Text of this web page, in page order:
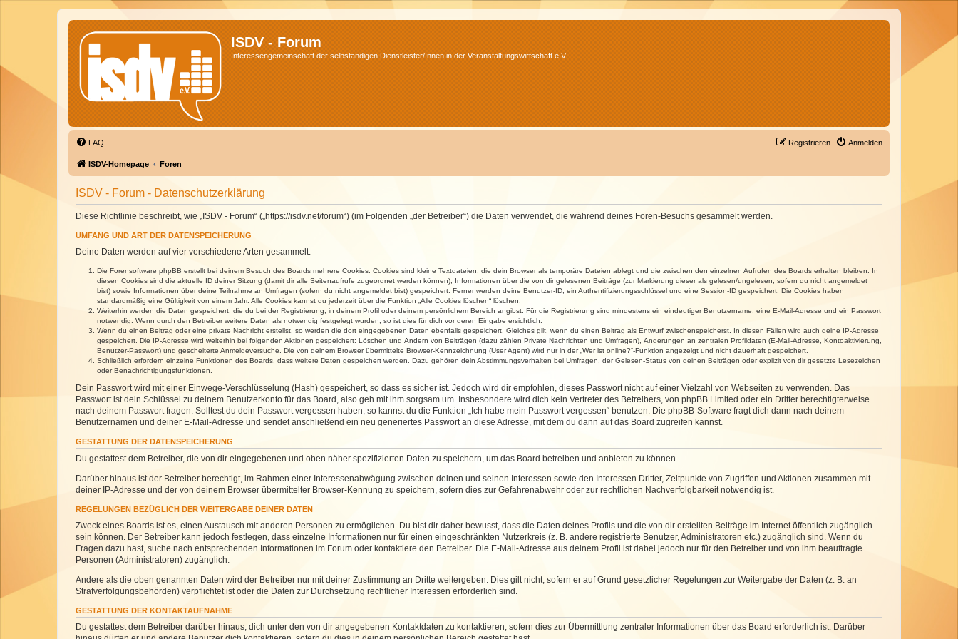
ISDV - Forum
Interessengemeinschaft der selbständigen Dienstleister/Innen in der Veranstaltungswirtschaft e.V.
FAQ Anmelden
Registrieren
ISDV-Homepage Foren
ISDV - Forum - Datenschutzerklärung
Diese Richtlinie beschreibt, wie „ISDV - Forum“ („https://isdv.net/forum“) (im Folgenden „der Betreiber“) die Daten verwendet, die während deines Foren-Besuchs gesammelt werden.
UMFANG UND ART DER DATENSPEICHERUNG
Deine Daten werden auf vier verschiedene Arten gesammelt:
Die Forensoftware phpBB erstellt bei deinem Besuch des Boards mehrere Cookies. Cookies sind kleine Textdateien, die dein Browser als temporäre Dateien ablegt und die zwischen den einzelnen Aufrufen des Boards erhalten bleiben. In
diesen Cookies sind die aktuelle ID deiner Sitzung (damit dir alle Seitenaufrufe zugeordnet werden können), Informationen über die von dir gelesenen Beiträge (zur Markierung dieser als gelesen/ungelesen; sofern du nicht angemeldet
bist) sowie Informationen über deine Teilnahme an Umfragen (sofern du nicht angemeldet bist) gespeichert. Ferner werden deine Benutzer-ID, ein Authentifizierungsschlüssel und eine Session-ID gespeichert. Die Cookies haben
standardmäßig eine Gültigkeit von einem Jahr. Alle Cookies kannst du jederzeit über die Funktion „Alle Cookies löschen“ löschen.
Weiterhin werden die Daten gespeichert, die du bei der Registrierung, in deinem Profil oder deinem persönlichem Bereich angibst. Für die Registrierung sind mindestens ein eindeutiger Benutzername, eine E-Mail-Adresse und ein Passwort
notwendig. Wenn durch den Betreiber weitere Daten als notwendig festgelegt wurden, so ist dies für dich vor deren Eingabe ersichtlich.
Wenn du einen Beitrag oder eine private Nachricht erstellst, so werden die dort eingegebenen Daten ebenfalls gespeichert. Gleiches gilt, wenn du einen Beitrag als Entwurf zwischenspeicherst. In diesen Fällen wird auch deine IP-Adresse
gespeichert. Die IP-Adresse wird weiterhin bei folgenden Aktionen gespeichert: Löschen und Ändern von Beiträgen (dazu zählen Private Nachrichten und Umfragen), Änderungen an zentralen Profildaten (E-Mail-Adresse, Kontoaktivierung,
Benutzer-Passwort) und gescheiterte Anmeldeversuche. Die von deinem Browser übermittelte Browser-Kennzeichnung (User Agent) wird nur in der „Wer ist online?“-Funktion angezeigt und nicht dauerhaft gespeichert.
Schließlich erfordern einzelne Funktionen des Boards, dass weitere Daten gespeichert werden. Dazu gehören dein Abstimmungsverhalten bei Umfragen, der Gelesen-Status von deinen Beiträgen oder explizit von dir gesetzte Lesezeichen
oder Benachrichtigungsfunktionen.
Dein Passwort wird mit einer Einwege-Verschlüsselung (Hash) gespeichert, so dass es sicher ist. Jedoch wird dir empfohlen, dieses Passwort nicht auf einer Vielzahl von Webseiten zu verwenden. Das
Passwort ist dein Schlüssel zu deinem Benutzerkonto für das Board, also geh mit ihm sorgsam um. Insbesondere wird dich kein Vertreter des Betreibers, von phpBB Limited oder ein Dritter berechtigterweise
nach deinem Passwort fragen. Solltest du dein Passwort vergessen haben, so kannst du die Funktion „Ich habe mein Passwort vergessen“ benutzen. Die phpBB-Software fragt dich dann nach deinem
Benutzernamen und deiner E-Mail-Adresse und sendet anschließend ein neu generiertes Passwort an diese Adresse, mit dem du dann auf das Board zugreifen kannst.
GESTATTUNG DER DATENSPEICHERUNG
Du gestattest dem Betreiber, die von dir eingegebenen und oben näher spezifizierten Daten zu speichern, um das Board betreiben und anbieten zu können.
Darüber hinaus ist der Betreiber berechtigt, im Rahmen einer Interessenabwägung zwischen deinen und seinen Interessen sowie den Interessen Dritter, Zeitpunkte von Zugriffen und Aktionen zusammen mit
deiner IP-Adresse und der von deinem Browser übermittelter Browser-Kennung zu speichern, sofern dies zur Gefahrenabwehr oder zur rechtlichen Nachverfolgbarkeit notwendig ist.
REGELUNGEN BEZÜGLICH DER WEITERGABE DEINER DATEN
Zweck eines Boards ist es, einen Austausch mit anderen Personen zu ermöglichen. Du bist dir daher bewusst, dass die Daten deines Profils und die von dir erstellten Beiträge im Internet öffentlich zugänglich
sein können. Der Betreiber kann jedoch festlegen, dass einzelne Informationen nur für einen eingeschränkten Nutzerkreis (z. B. andere registrierte Benutzer, Administratoren etc.) zugänglich sind. Wenn du
Fragen dazu hast, suche nach entsprechenden Informationen im Forum oder kontaktiere den Betreiber. Die E-Mail-Adresse aus deinem Profil ist dabei jedoch nur für den Betreiber und von ihm beauftragte
Personen (Administratoren) zugänglich.
Andere als die oben genannten Daten wird der Betreiber nur mit deiner Zustimmung an Dritte weitergeben. Dies gilt nicht, sofern er auf Grund gesetzlicher Regelungen zur Weitergabe der Daten (z. B. an
Strafverfolgungsbehörden) verpflichtet ist oder die Daten zur Durchsetzung rechtlicher Interessen erforderlich sind.
GESTATTUNG DER KONTAKTAUFNAHME
Du gestattest dem Betreiber darüber hinaus, dich unter den von dir angegebenen Kontaktdaten zu kontaktieren, sofern dies zur Übermittlung zentraler Informationen über das Board erforderlich ist. Darüber